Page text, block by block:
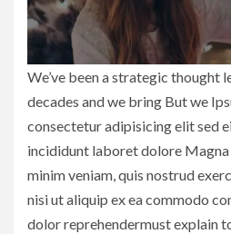
We’ve been a strategic thought
decades and we bring But we
consectetur adipisicing elit sed
incididunt laboret dolore Magna
minim veniam, quis nostrud
nisi ut aliquip ex ea commodo
dolor reprehendermust explain